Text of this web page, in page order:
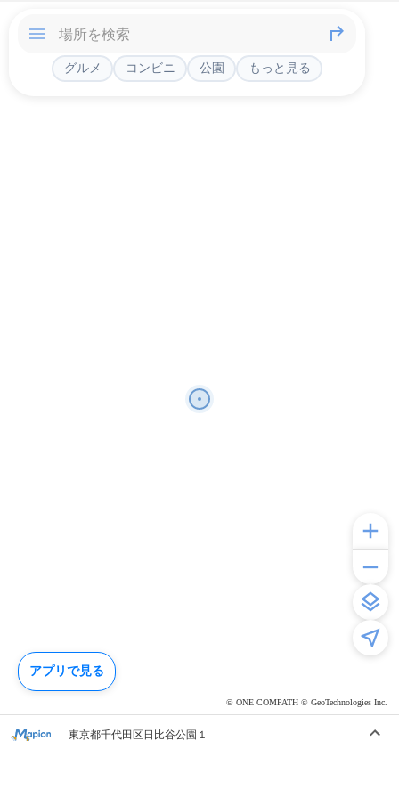
© ONE COMPATH © GeoTechnologies Inc.
グルメ コンビニ 公園 もっと見る
東京都千代田区日比谷公園１
アプリで見る